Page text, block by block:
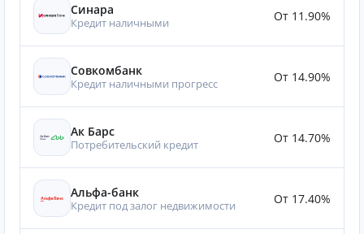
Синара
Кредит наличными От 11.90%
Совкомбанк
Кредит наличными прогресс От 14.90%
Ак Барс
Потребительский кредит От 14.70%
Альфа-банк
Кредит под залог недвижимости От 17.40%